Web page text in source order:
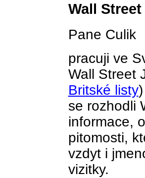
Wall
Pane Culik
pracuji ve
Wall Street
Britské listy
se rozhodli
informace,
pitomosti,
vzdyt i
vizitky.